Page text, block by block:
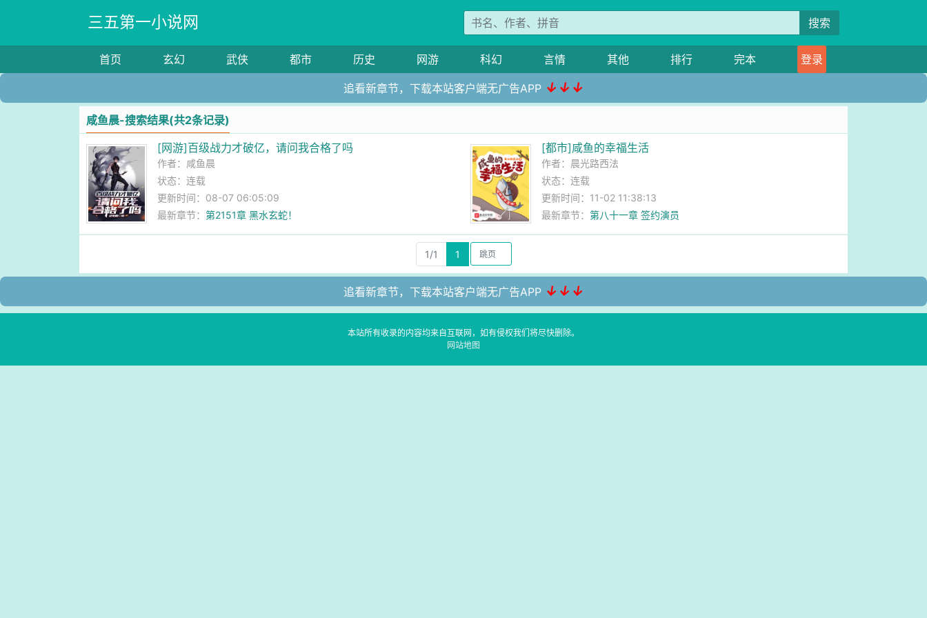
三五第一小说网 搜索
首页 玄幻 武侠 都市 历史 网游 科幻 言情 其他 排行 完本 登录
追看新章节，下载本站客户端无广告APP ↓↓↓
咸鱼晨-搜索结果(共2条记录)
[网游]百级战力才破亿，请问我合格了吗
作者： 咸鱼晨
状态：连载
更新时间：08-07 06:05:09
最新章节：第2151章 黑水玄蛇！
[都市]咸鱼的幸福生活
作者： 晨光路西法
状态：连载
更新时间：11-02 11:38:13
最新章节： 第八十一章 签约演员
1/1 1
追看新章节，下载本站客户端无广告APP ↓↓↓
本站所有收录的内容均来自互联网，如有侵权我们将尽快删除。
网站地图